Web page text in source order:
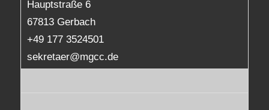
Hauptstraße 6
67813 Gerbach
+49 177 3524501
sekretaer@mgcc.de